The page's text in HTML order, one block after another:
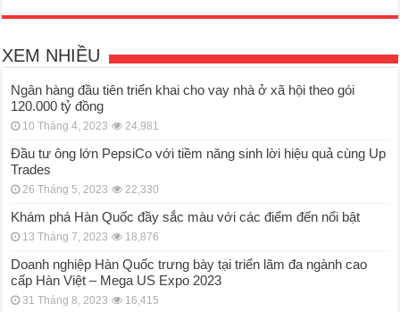
XEM NHIỀU
Ngân hàng đầu tiên triển khai cho vay nhà ở xã hội theo gói
120.000 tỷ đồng
10 Tháng 4, 2023 24,981
Đầu tư ông lớn PepsiCo với tiềm năng sinh lời hiệu quả cùng Up
Trades
26 Tháng 5, 2023 22,330
Khám phá Hàn Quốc đầy sắc màu với các điểm đến nổi bật
13 Tháng 7, 2023 18,876
Doanh nghiệp Hàn Quốc trưng bày tại triển lãm đa ngành cao
cấp Hàn Việt – Mega US Expo 2023
31 Tháng 8, 2023 16,415